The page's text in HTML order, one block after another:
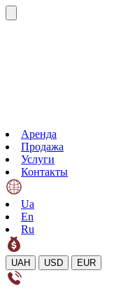
Аренда
Продажа
Услуги
Контакты
Ua
En
Ru
UAH USD EUR